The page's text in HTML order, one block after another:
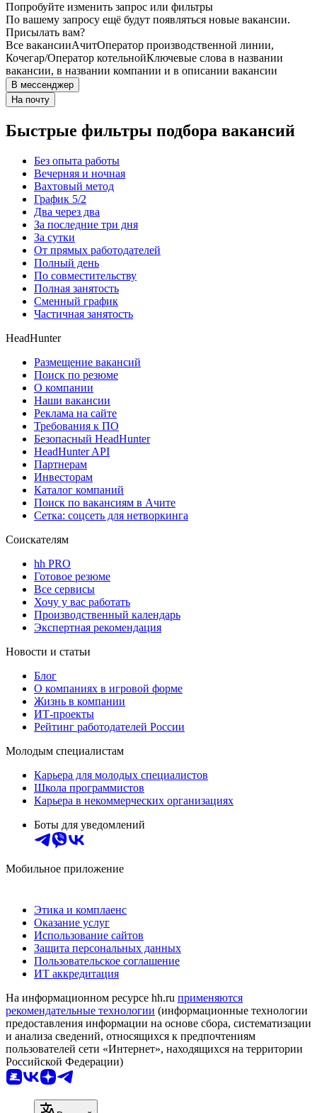
Попробуйте изменить запрос или фильтры
По вашему запросу ещё будут появляться новые вакансии.
Присылать вам?
Все вакансииАчитОператор производственной линии,
Кочегар/Оператор котельнойКлючевые слова в названии
вакансии, в названии компании и в описании вакансии
В мессенджер
На почту
Быстрые фильтры подбора вакансий
Без опыта работы
Вечерняя и ночная
Вахтовый метод
График 5/2
Два через два
За последние три дня
За сутки
От прямых работодателей
Полный день
По совместительству
Полная занятость
Сменный график
Частичная занятость
HeadHunter
Размещение вакансий
Поиск по резюме
О компании
Наши вакансии
Реклама на сайте
Требования к ПО
Безопасный HeadHunter
HeadHunter API
Партнерам
Инвесторам
Каталог компаний
Поиск по вакансиям в Ачите
Сетка: соцсеть для нетворкинга
Соискателям
hh PRO
Готовое резюме
Все сервисы
Хочу у вас работать
Производственный календарь
Экспертная рекомендация
Новости и статьи
Блог
О компаниях в игровой форме
Жизнь в компании
ИТ-проекты
Рейтинг работодателей России
Молодым специалистам
Карьера для молодых специалистов
Школа программистов
Карьера в некоммерческих организациях
Боты для уведомлений
Мобильное приложение
Этика и комплаенс
Оказание услуг
Использование сайтов
Защита персональных данных
Пользовательское соглашение
ИТ аккредитация
На информационном ресурсе hh.ru применяются
рекомендательные технологии (информационные технологии
предоставления информации на основе сбора, систематизации
и анализа сведений, относящихся к предпочтениям
пользователей сети «Интернет», находящихся на территории
Российской Федерации)